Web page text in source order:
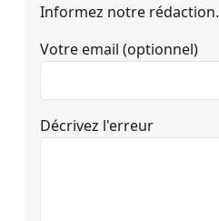
Informez notre rédaction.
Votre email (optionnel)
Décrivez l'erreur